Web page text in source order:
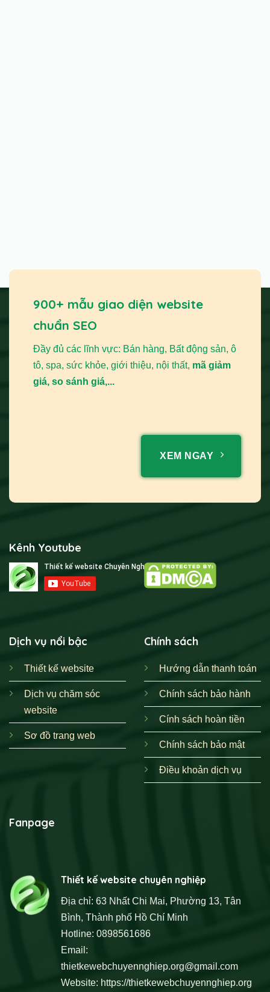
900+ mẫu giao diện website
chuẩn SEO
Đầy đủ các lĩnh vực: Bán hàng, Bất động sản, ô
tô, spa, sức khỏe, giới thiệu, nội thất, mã giảm
giá, so sánh giá,...
XEM NGAY
Kênh Youtube
Dịch vụ nổi bậc
Thiết kế website
Dịch vụ chăm sóc
website
Sơ đồ trang web
Chính sách
Hướng dẫn thanh toán
Chính sách bảo hành
Cính sách hoàn tiền
Chính sách bảo mật
Điều khoản dịch vụ
Fanpage
Thiết kế website chuyên nghiệp
Địa chỉ: 63 Nhất Chi Mai, Phường 13, Tân
Bình, Thành phố Hồ Chí Minh
Hotline: 0898561686
Email:
thietkewebchuyennghiep.org@gmail.com
Website: https://thietkewebchuyennghiep.org